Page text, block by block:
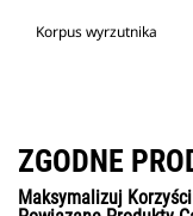
Korpus wyrzutnika
ZGODNE
Maksymalizuj